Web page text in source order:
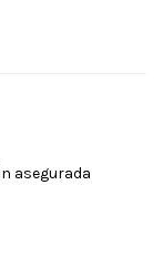
asegurada